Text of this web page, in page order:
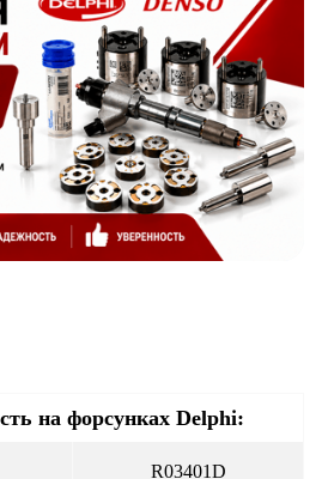
на форсунках Delphi:
R03401D